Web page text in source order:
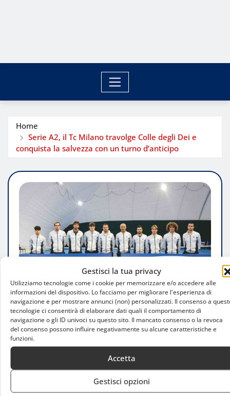
Gestisci la tua privacy
Utilizziamo tecnologie come i cookie per memorizzare e/o accedere alle
informazioni del dispositivo. Lo facciamo per migliorare l'esperienza di
navigazione e per mostrare annunci (non) personalizzati. Il consenso a
tecnologie ci consentirà di elaborare dati quali il comportamento di
navigazione o gli ID univoci su questo sito. Il mancato consenso o la revoca
del consenso possono influire negativamente su alcune caratteristiche e
funzioni.
Accetta
Gestisci opzioni
Home
Serie A2, il Tc Milano travolge Colle degli Dei e
conquista la salvezza con un turno d’anticipo
ATTUALITÀ
Serie A2, il Tc Milano travolge Colle degli
Dei e conquista la salvezza con un turno